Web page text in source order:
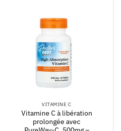
VITAMINE C
Vitamine C à libération
prolongée avec